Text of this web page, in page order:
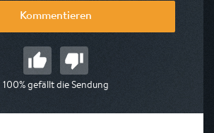
Kommentieren
100% gefällt die Sendung